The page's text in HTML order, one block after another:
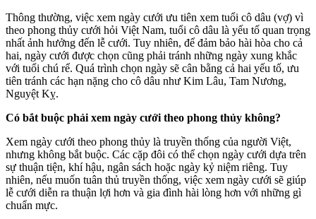
Thông thường, việc xem ngày cưới ưu tiên xem tuổi cô dâu (vợ) vì
theo phong thủy cưới hỏi Việt Nam, tuổi cô dâu là yếu tố quan trọng
nhất ảnh hưởng đến lễ cưới. Tuy nhiên, để đảm bảo hài hòa cho cả
hai, ngày cưới được chọn cũng phải tránh những ngày xung khắc
với tuổi chú rể. Quá trình chọn ngày sẽ cân bằng cả hai yếu tố, ưu
tiên tránh các hạn nặng cho cô dâu như Kim Lâu, Tam Nương,
Nguyệt Kỵ.
Có bắt buộc phải xem ngày cưới theo phong thủy không?
Xem ngày cưới theo phong thủy là truyền thống của người Việt,
nhưng không bắt buộc. Các cặp đôi có thể chọn ngày cưới dựa trên
sự thuận tiện, khí hậu, ngân sách hoặc ngày kỷ niệm riêng. Tuy
nhiên, nếu muốn tuân thủ truyền thống, việc xem ngày cưới sẽ giúp
lễ cưới diễn ra thuận lợi hơn và gia đình hài lòng hơn với những gì
chuẩn mực.